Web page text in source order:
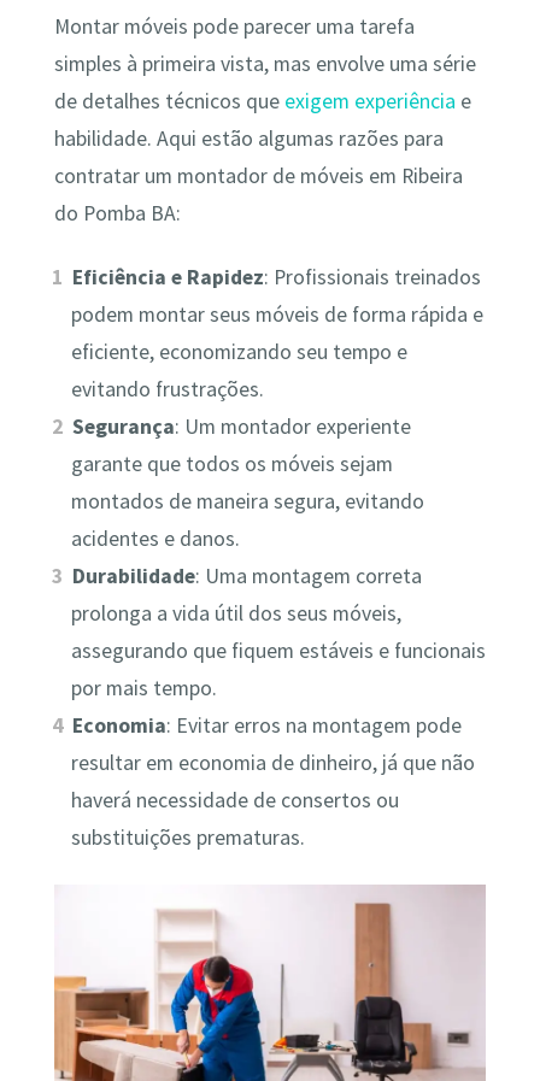
Montar móveis pode parecer uma tarefa
simples à primeira vista, mas envolve uma série
de detalhes técnicos que exigem experiência e
habilidade. Aqui estão algumas razões para
contratar um montador de móveis em Ribeira
do Pomba BA:
Eficiência e Rapidez: Profissionais treinados
podem montar seus móveis de forma rápida e
eficiente, economizando seu tempo e
evitando frustrações.
Segurança: Um montador experiente
garante que todos os móveis sejam
montados de maneira segura, evitando
acidentes e danos.
Durabilidade: Uma montagem correta
prolonga a vida útil dos seus móveis,
assegurando que fiquem estáveis e funcionais
por mais tempo.
Economia: Evitar erros na montagem pode
resultar em economia de dinheiro, já que não
haverá necessidade de consertos ou
substituições prematuras.